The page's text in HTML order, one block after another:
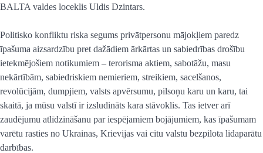
BALTA valdes loceklis Uldis Dzintars.
Politisko konfliktu riska segums privātpersonu mājokļiem paredz
īpašuma aizsardzību pret dažādiem ārkārtas un sabiedrības drošību
ietekmējošiem notikumiem – terorisma aktiem, sabotāžu, masu
nekārtībām, sabiedriskiem nemieriem, streikiem, sacelšanos,
revolūcijām, dumpjiem, valsts apvērsumu, pilsoņu karu un karu, tai
skaitā, ja mūsu valstī ir izsludināts kara stāvoklis. Tas ietver arī
zaudējumu atlīdzināšanu par iespējamiem bojājumiem, kas īpašumam
varētu rasties no Ukrainas, Krievijas vai citu valstu bezpilota lidaparātu
darbības.